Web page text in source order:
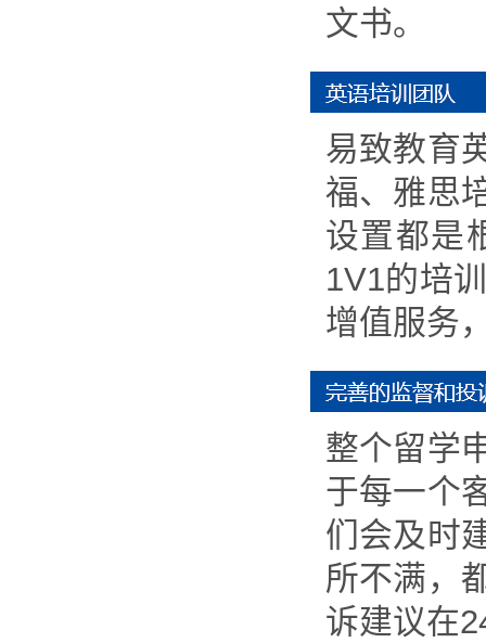
文书。
易致教育
福、雅思
设置都是
1V1的培
增值服务
整个留学
于每一个
们会及时
所不满，
诉建议在